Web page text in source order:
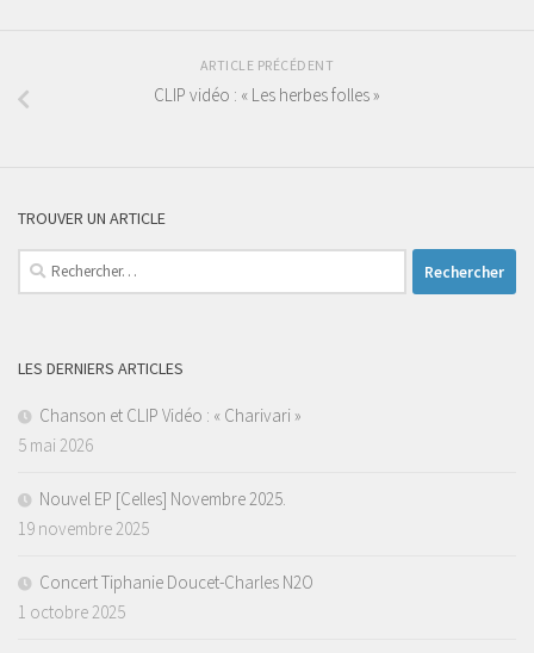
ARTICLE PRÉCÉDENT
CLIP vidéo : « Les herbes folles »
TROUVER UN ARTICLE
Rechercher :
LES DERNIERS ARTICLES
Chanson et CLIP Vidéo : « Charivari »
5 mai 2026
Nouvel EP [Celles] Novembre 2025.
19 novembre 2025
Concert Tiphanie Doucet-Charles N2O
1 octobre 2025